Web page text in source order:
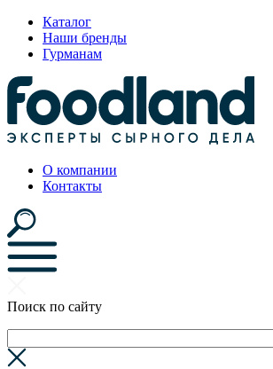
Каталог
Наши бренды
Гурманам
О компании
Контакты
Поиск по сайту